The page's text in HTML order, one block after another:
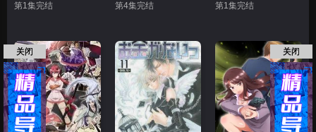
第1集完结 第4集完结 第1集完结
关闭 关闭